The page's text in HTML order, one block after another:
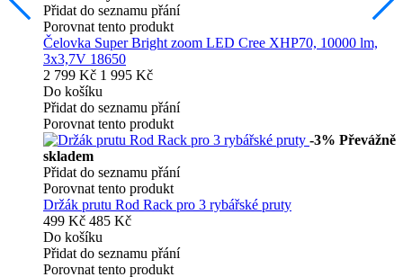
Přidat do seznamu přání
Porovnat tento produkt
Čelovka Super Bright zoom LED Cree XHP70, 10000 lm,
3x3,7V 18650
2 799 Kč 1 995 Kč
Do košíku
Přidat do seznamu přání
Porovnat tento produkt
-3% Převážně
skladem
Přidat do seznamu přání
Porovnat tento produkt
Držák prutu Rod Rack pro 3 rybářské pruty
499 Kč 485 Kč
Do košíku
Přidat do seznamu přání
Porovnat tento produkt